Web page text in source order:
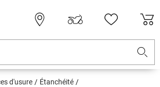
d'usure
Étanchéité